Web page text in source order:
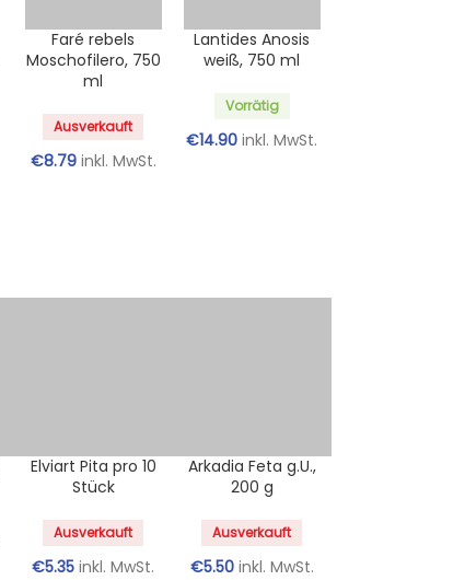
Faré rebels
Moschofilero, 750
ml
Ausverkauft
€8.79 inkl. MwSt.
Lantides Anosis
weiß, 750 ml
Vorrätig
€14.90 inkl. MwSt.
Elviart Pita pro 10
Stück
Ausverkauft
€5.35 inkl. MwSt.
Arkadia Feta g.U.,
200 g
Ausverkauft
€5.50 inkl. MwSt.